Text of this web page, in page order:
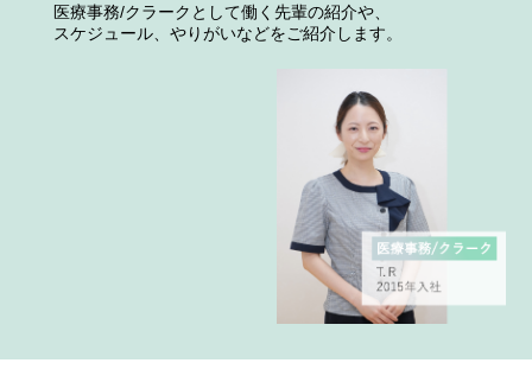
医療事務/クラークとして働く先輩の紹介や、
スケジュール、やりがいなどをご紹介します。